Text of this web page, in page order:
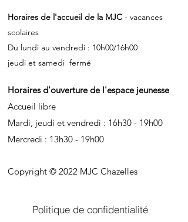
Horaires de l'accueil de la MJC - vacances
scolaires
Du lundi au vendredi : 10h00/16h00
jeudi et samedi fermé
Horaires d'ouverture de l'espace jeunesse
Accueil libre
Mardi, jeudi et vendredi : 16h30 - 19h00
Mercredi : 13h30 - 19h00
Copyright © 2022 MJC Chazelles
Politique de confidentialité